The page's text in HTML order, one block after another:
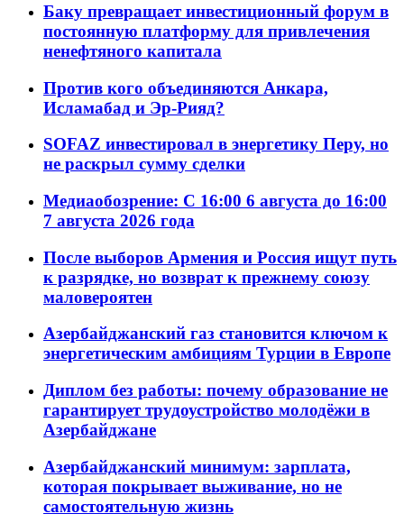
Баку превращает инвестиционный форум в
постоянную платформу для привлечения
ненефтяного капитала
Против кого объединяются Анкара,
Исламабад и Эр-Рияд?
SOFAZ инвестировал в энергетику Перу, но
не раскрыл сумму сделки
Медиаобозрение: С 16:00 6 августа до 16:00
7 августа 2026 года
После выборов Армения и Россия ищут путь
к разрядке, но возврат к прежнему союзу
маловероятен
Азербайджанский газ становится ключом к
энергетическим амбициям Турции в Европе
Диплом без работы: почему образование не
гарантирует трудоустройство молодёжи в
Азербайджане
Азербайджанский минимум: зарплата,
которая покрывает выживание, но не
самостоятельную жизнь